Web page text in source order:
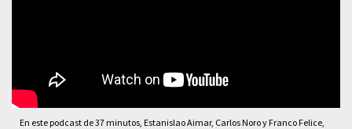
En este podcast de 37 minutos, Estanislao Aimar, Carlos Noro y Franco Felice,